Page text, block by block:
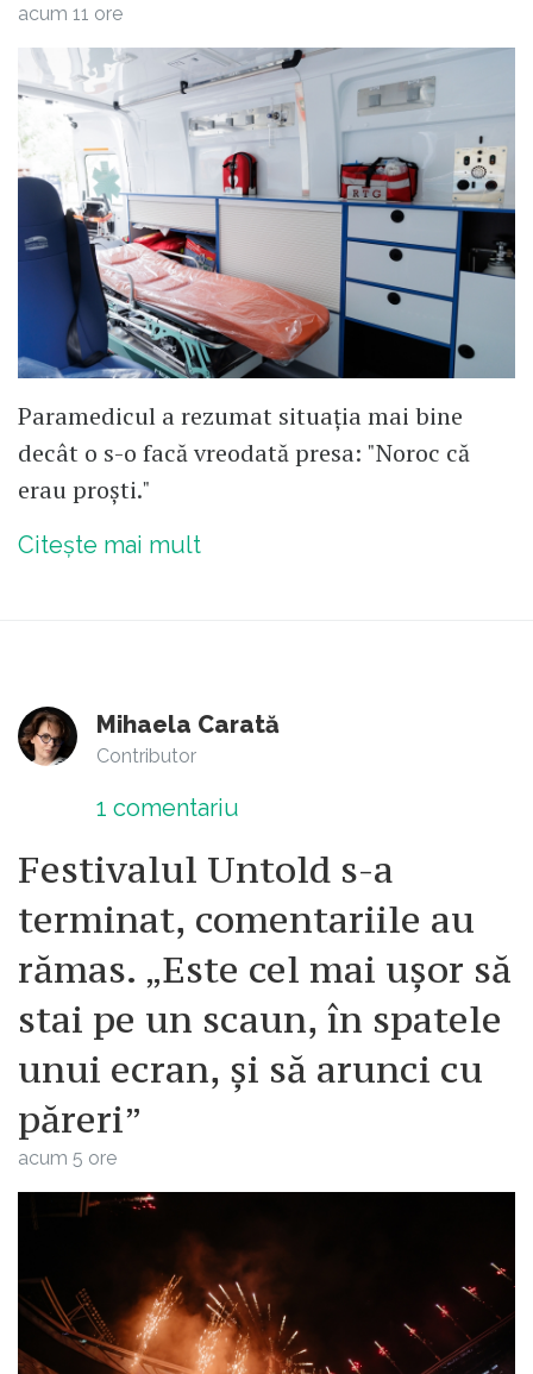
acum 11 ore
Paramedicul a rezumat situația mai bine
decât o s-o facă vreodată presa: "Noroc că
erau proști."
Citește mai mult
Mihaela Carată
Contributor
1 comentariu
Festivalul Untold s-a
terminat, comentariile au
rămas. „Este cel mai ușor să
stai pe un scaun, în spatele
unui ecran, și să arunci cu
păreri”
acum 5 ore